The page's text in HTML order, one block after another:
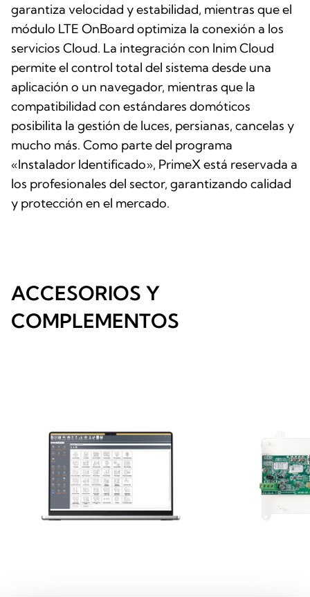
garantiza velocidad y estabilidad, mientras que el
módulo LTE OnBoard optimiza la conexión a los
servicios Cloud. La integración con Inim Cloud
permite el control total del sistema desde una
aplicación o un navegador, mientras que la
compatibilidad con estándares domóticos
posibilita la gestión de luces, persianas, cancelas y
mucho más. Como parte del programa
«Instalador Identificado», PrimeX está reservada a
los profesionales del sector, garantizando calidad
y protección en el mercado.
ACCESORIOS Y
COMPLEMENTOS